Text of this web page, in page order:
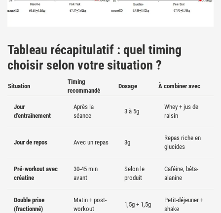
Tableau récapitulatif : quel timing
choisir selon votre situation ?
Situation
Timing
recommandé
Dosage À combiner avec
Jour
d'entraînement
Après la
séance
3 à 5g
Whey + jus de
raisin
Jour de repos Avec un repas 3g
Repas riche en
glucides
Pré-workout avec
créatine
30-45 min
avant
Selon le
produit
Caféine, bêta-
alanine
Double prise
(fractionné)
Matin + post-
workout
1,5g + 1,5g
Petit-déjeuner +
shake